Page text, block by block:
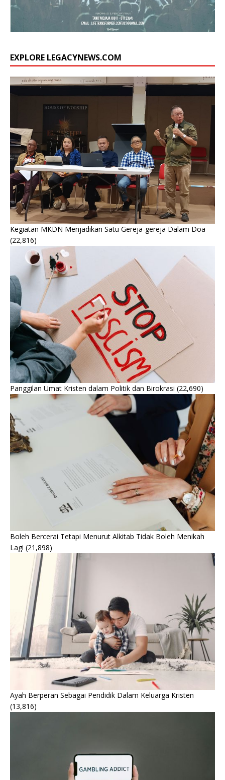
EXPLORE LEGACYNEWS.COM
Kegiatan MKDN Menjadikan Satu Gereja-gereja Dalam Doa
(22,816)
Panggilan Umat Kristen dalam Politik dan Birokrasi (22,690)
Boleh Bercerai Tetapi Menurut Alkitab Tidak Boleh Menikah
Lagi (21,898)
Ayah Berperan Sebagai Pendidik Dalam Keluarga Kristen
(13,816)